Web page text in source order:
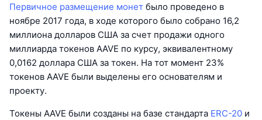
Первичное размещение монет было проведено в
ноябре 2017 года, в ходе которого было собрано 16,2
миллиона долларов США за счет продажи одного
миллиарда токенов AAVE по курсу, эквивалентному
0,0162 доллара США за токен. На тот момент 23%
токенов AAVE были выделены его основателям и
проекту.
Токены AAVE были созданы на базе стандарта ERC-20 и